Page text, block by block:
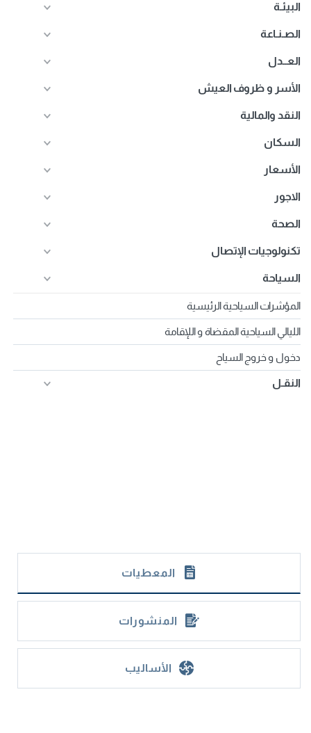
البيئـة
الصـنـاعة
العــدل
الأسر و ظروف العيش
النقد والمالية
السكان
الأسعار
الاجور
الصحة
تكنولوجيات الإتصال
السياحة
المؤشرات السياحية الرئيسية
الليالي السياحية المقضاة و اللإقامة
دخول و خروج السياح
النقـل
المعطيات
المنشورات
الأساليب